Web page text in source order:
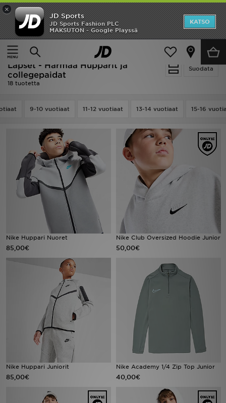
×
JD Sports
JD Sports Fashion PLC
MAKSUTON - Google Playssä
KATSO
Etusivu
Lapset
Juniori Vaatteet (8-15-vuotiaat)
Suodata
Lapset - Harmaa Hupparit ja
collegepaidat
18 tuotetta
9-10 vuotiaat 11-12 vuotiaat 13-14 vuotiaat 15-16
Nike Huppari Nuoret
85,00€
Nike Club Oversized Hoodie Junior
50,00€
Nike Huppari Juniorit
85,00€
Nike Academy 1/4 Zip Top Junior
40,00€
Etusivu
ALE
Uutuudet
Naiset
Miehet
Suosikit
Tuotemerkit
Inspiroidu
Urheilu
Lataa JD-sovellus
Minun viestini
Asiakaspalvelu ja tietoa